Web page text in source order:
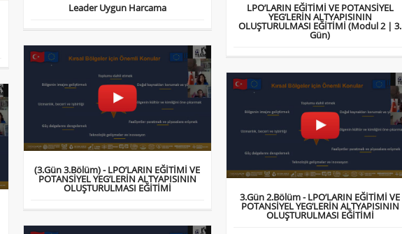
Leader Uygun Harcama LPO’LARIN EĞİTİMİ VE POTANSİYEL
YEG’LERİN ALTYAPISININ
OLUŞTURULMASI EĞİTİMİ (Modul 2 | 3.
Gün)
(3.Gün 3.Bölüm) - LPO’LARIN EĞİTİMİ VE
POTANSİYEL YEG’LERİN ALTYAPISININ
OLUŞTURULMASI EĞİTİMİ
3.Gün 2.Bölüm - LPO’LARIN EĞİTİMİ VE
POTANSİYEL YEG’LERİN ALTYAPISININ
OLUŞTURULMASI EĞİTİMİ